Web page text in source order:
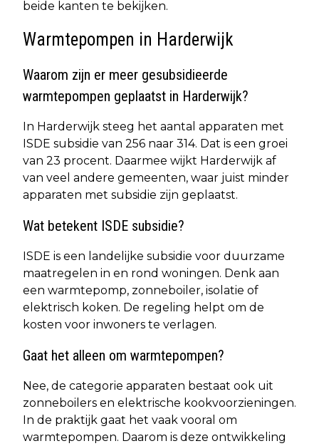
beide kanten te bekijken.
Warmtepompen in Harderwijk
Waarom zijn er meer gesubsidieerde
warmtepompen geplaatst in Harderwijk?
In Harderwijk steeg het aantal apparaten met
ISDE subsidie van 256 naar 314. Dat is een groei
van 23 procent. Daarmee wijkt Harderwijk af
van veel andere gemeenten, waar juist minder
apparaten met subsidie zijn geplaatst.
Wat betekent ISDE subsidie?
ISDE is een landelijke subsidie voor duurzame
maatregelen in en rond woningen. Denk aan
een warmtepomp, zonneboiler, isolatie of
elektrisch koken. De regeling helpt om de
kosten voor inwoners te verlagen.
Gaat het alleen om warmtepompen?
Nee, de categorie apparaten bestaat ook uit
zonneboilers en elektrische kookvoorzieningen.
In de praktijk gaat het vaak vooral om
warmtepompen. Daarom is deze ontwikkeling